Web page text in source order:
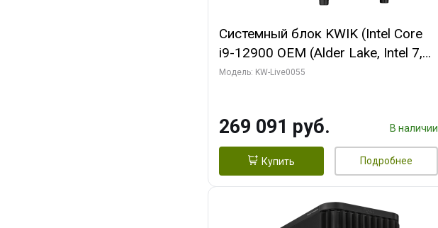
Системный блок KWIK (Intel Core
i9-12900 OEM (Alder Lake, Intel 7,
C16 8EC/8PC/T2/ 64 ГБ ОЗУ (2
HDMI/ 1 ТБ SSD)
Модель: KW-Live0055
269 091 руб. В наличии
Купить Подробнее